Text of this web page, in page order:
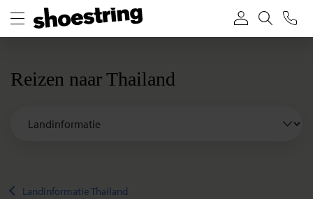
Reizen naar Thailand
Landinformatie Thailand